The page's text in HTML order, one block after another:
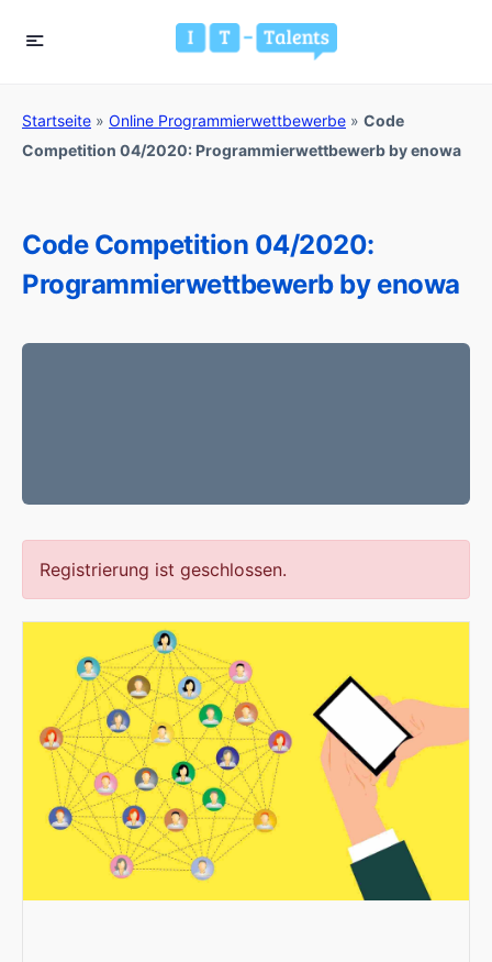
Startseite » Online Programmierwettbewerbe » Code
Competition 04/2020: Programmierwettbewerb by enowa
Code Competition 04/2020:
Programmierwettbewerb by enowa
Registrierung ist geschlossen.